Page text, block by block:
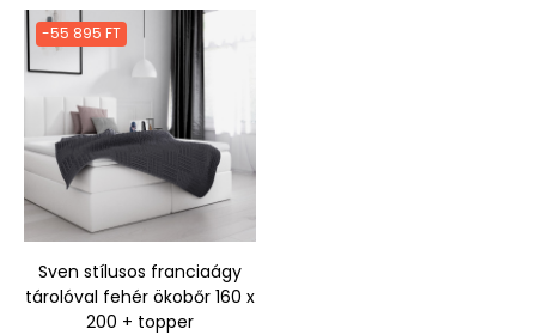
-55 895 FT
Sven stílusos franciaágy
tárolóval fehér ökobőr 160 x
200 + topper